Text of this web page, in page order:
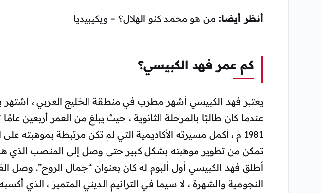
أنظر أيضا: من هو محمد كنو الهلال؟ – ويكيبيديا
كم عمر فهد الكبيسي؟
يعتبر فهد الكبيسي أشهر مطرب في منطقة الخليج العربي ، اشتهر
عندما كان طالبًا بالمرحلة الثانوية ، حيث يبلغ من العمر أربعين عامًا
1981 م ، أكمل مسيرته الأكاديمية التي لم تكن مرتبطة بموهبته
أطلق فهد الكبيسي أول ألبوم له كان بعنوان “جمال الروح”. وصل
النجومية والشهرة ، لا سيما في الترانيم الديني المتميز ، الذي